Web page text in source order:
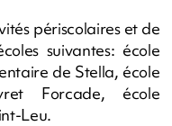
périscolaires et de
suivantes: école
de Stella, école
Forcade, école
Leu.